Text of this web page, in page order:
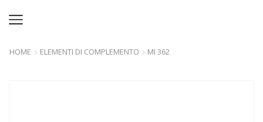
HOME ELEMENTI DI COMPLEMENTO MI 362